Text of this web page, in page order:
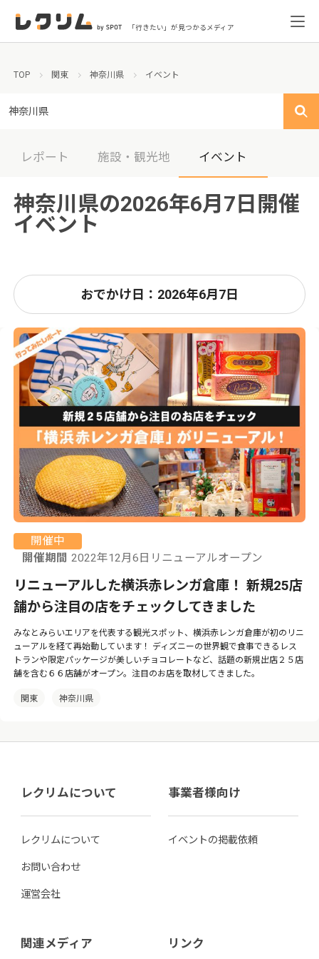
「行きたい」が見つかるメディア
TOP 関東 神奈川県 イベント
神奈川県
レポート 施設・観光地 イベント
神奈川県の2026年6月7日開催
イベント
おでかけ日：2026年6月7日
開催中
開催期間 2022年12月6日リニューアルオープン
リニューアルした横浜赤レンガ倉庫！ 新規25店
舗から注目の店をチェックしてきました
みなとみらいエリアを代表する観光スポット、横浜赤レンガ倉庫が初のリニ
ューアルを経て再始動しています！ ディズニーの世界観で食事できるレス
トランや限定パッケージが美しいチョコレートなど、話題の新規出店２５店
舗を含む６６店舗がオープン。注目のお店を取材してきました。
関東 神奈川県
レクリムについて
レクリムについて
お問い合わせ
運営会社
事業者様向け
イベントの掲載依頼
関連メディア リンク